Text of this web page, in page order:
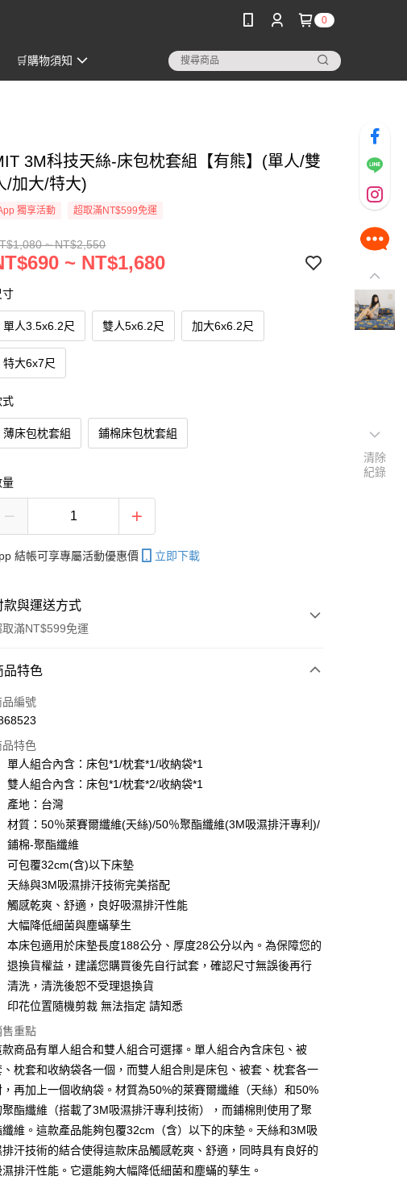
0
🛒購物須知
3M科技天絲-床包枕套組【有熊】(單人/雙
/加大/特大)
獨享活動 超取滿NT$599免運
~ NT$2,550
~ NT$1,680
寸
單人3.5x6.2尺 雙人5x6.2尺 加大6x6.2尺
特大6x7尺
式
薄床包枕套組 鋪棉床包枕套組
量
結帳可享專屬活動優惠價 立即下載
款與運送方式
取滿NT$599免運
款方式
用卡一次付款
Pay
Pay
口支付
遊付
盈+PAY
付款
運送方式
家取貨付款
筆NT$60，滿NT$599(含以上)免運費
島-全家取貨付款
筆NT$60
款後全家取貨
筆NT$60，滿NT$599(含以上)免運費
取貨付款
筆NT$60
品特色
品編號
品特色
單人組合內含：床包*1/枕套*1/收納袋*1
雙人組合內含：床包*1/枕套*2/收納袋*1
產地：台灣
材質：50％萊賽爾纖維(天絲)/50％聚酯纖維(3M吸濕排汗專利)/
鋪棉-聚酯纖維
可包覆32cm(含)以下床墊
天絲與3M吸濕排汗技術完美搭配
觸感乾爽、舒適，良好吸濕排汗性能
大幅降低細菌與塵蟎孳生
本床包適用於床墊長度188公分、厚度28公分以內。為保障您的
退換貨權益，建議您購買後先自行試套，確認尺寸無誤後再行
清洗，清洗後恕不受理退換貨
印花位置隨機剪裁 無法指定 請知悉
售重點
款商品有單人組合和雙人組合可選擇。單人組合內含床包、被
、枕套和收納袋各一個，而雙人組合則是床包、被套、枕套各一
，再加上一個收納袋。材質為50%的萊賽爾纖維（天絲）和50%
聚酯纖維（搭載了3M吸濕排汗專利技術），而鋪棉則使用了聚
纖維。這款產品能夠包覆32cm（含）以下的床墊。天絲和3M吸
排汗技術的結合使得這款床品觸感乾爽、舒適，同時具有良好的
濕排汗性能。它還能夠大幅降低細菌和塵蟎的孳生。
清除
紀錄